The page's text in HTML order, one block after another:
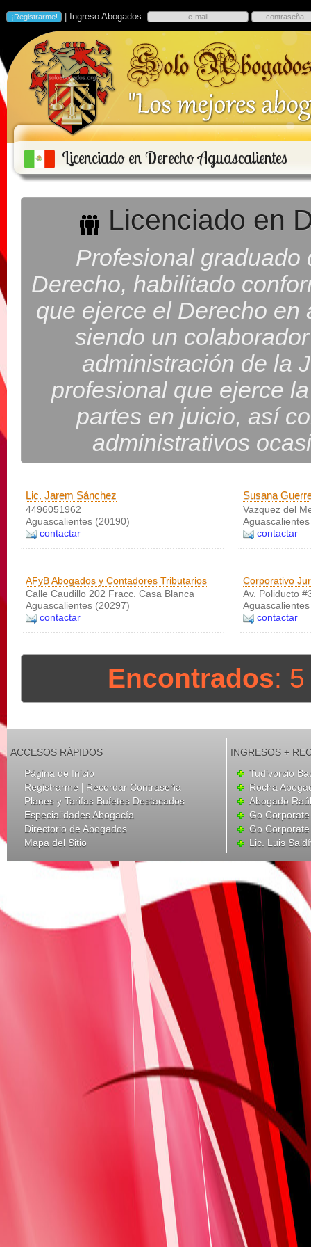
| Ingreso Abogados:
Licenciado en Derecho Aguascalientes
Licenciado en
Profesional graduado
Derecho, habilitado
que ejerce el Derecho en
siendo un
administración de la
profesional que ejerce
partes en juicio, así
administrativos
Lic. Jarem Sánchez
4496051962
Aguascalientes (20190)
contactar
Susana
Vazquez del
contactar
AFyB Abogados y Contadores Tributarios
Calle Caudillo 202 Fracc. Casa Blanca
Aguascalientes (20297)
contactar
Corporativo
Av. Poliducto
contactar
Encontrados:
ACCESOS RÁPIDOS
Página de Inicio
Registrarme | Recordar Contraseña
Planes y Tarifas Bufetes Destacados
Especialidades Abogacía
Directorio de Abogados
Mapa del Sitio
INGRESOS +
Tudivorcio
Rocha
Abogado
Go
Go
Lic. Luis